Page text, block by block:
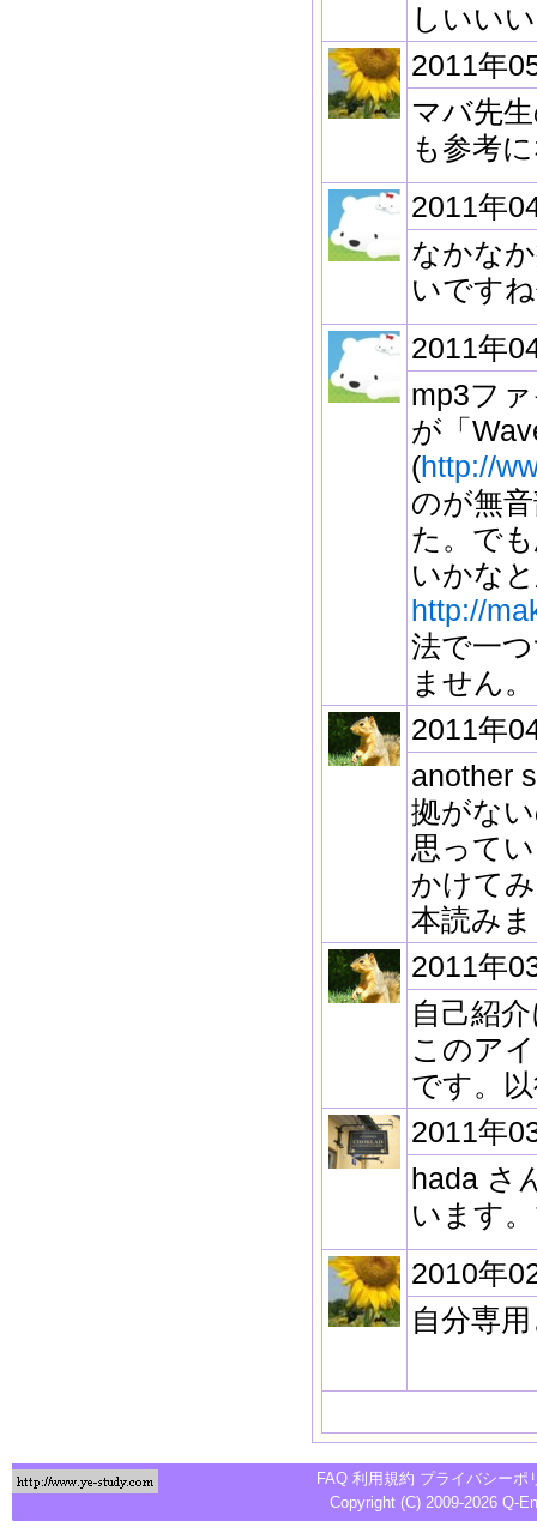
しいい
2011年
マバ先
も参考
2011年
なかな
いです
2011年
mp3フ
が「
(http://
のが無
た。で
いかな
http://
法で一
ません。
2011年
another
拠がな
思って
かけて
本読み
2011年
自己紹
このア
です。
2011年
hada さ
います
2010年
自分専
FAQ 利用規約 プライバシーポ
Copyright (C) 2009-2026 Q-